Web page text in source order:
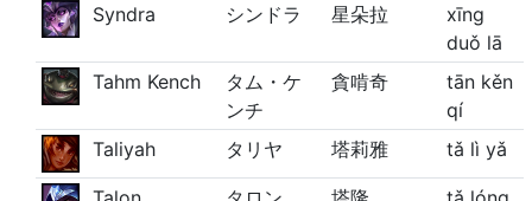
Syndra シンドラ 星朵拉
xīng
duǒ lā
Tahm Kench
タム・ケ
ンチ
貪啃奇
tān kěn
qí
Taliyah
タリヤ 塔莉雅 tǎ lì yǎ